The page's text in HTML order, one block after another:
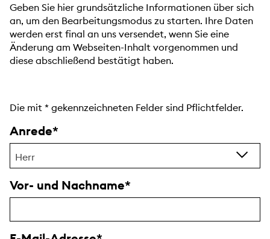
Geben Sie hier grundsätzliche Informationen über sich
an, um den Bearbeitungsmodus zu starten. Ihre Daten
werden erst final an uns versendet, wenn Sie eine
Änderung am Webseiten-Inhalt vorgenommen und
diese abschließend bestätigt haben.
Die mit * gekennzeichneten Felder sind Pflichtfelder.
Anrede
Herr
Vor- und Nachname